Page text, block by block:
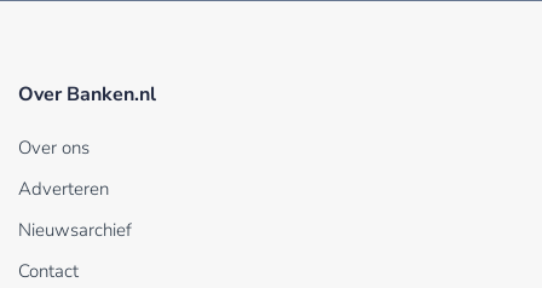
Over Banken.nl
Over ons
Adverteren
Nieuwsarchief
Contact